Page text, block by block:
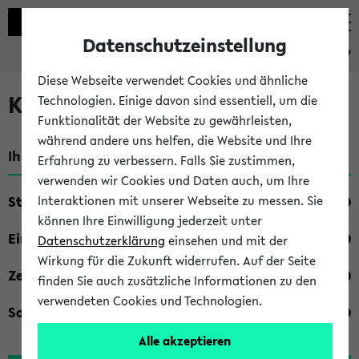
eKVV
Kombisuche im eKVV
Ihre Suchkriterien:
Studienfach
Einrichtung
Zeiten
Sonstiges
Datenschutzeinstellung
Diese Webseite verwendet Cookies und ähnliche
Technologien. Einige davon sind essentiell, um die
Funktionalität der Website zu gewährleisten,
während andere uns helfen, die Website und Ihre
Erfahrung zu verbessern. Falls Sie zustimmen,
verwenden wir Cookies und Daten auch, um Ihre
Interaktionen mit unserer Webseite zu messen. Sie
können Ihre Einwilligung jederzeit unter
Datenschutzerklärung einsehen und mit der
Wirkung für die Zukunft widerrufen. Auf der Seite
finden Sie auch zusätzliche Informationen zu den
verwendeten Cookies und Technologien.
Alle akzeptieren